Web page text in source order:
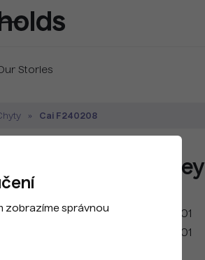
Stories
Cai F240208
F240208 Silver Grey
CAY8067-G8.7001
CAY8067-G8.7001
zobrazíme správnou